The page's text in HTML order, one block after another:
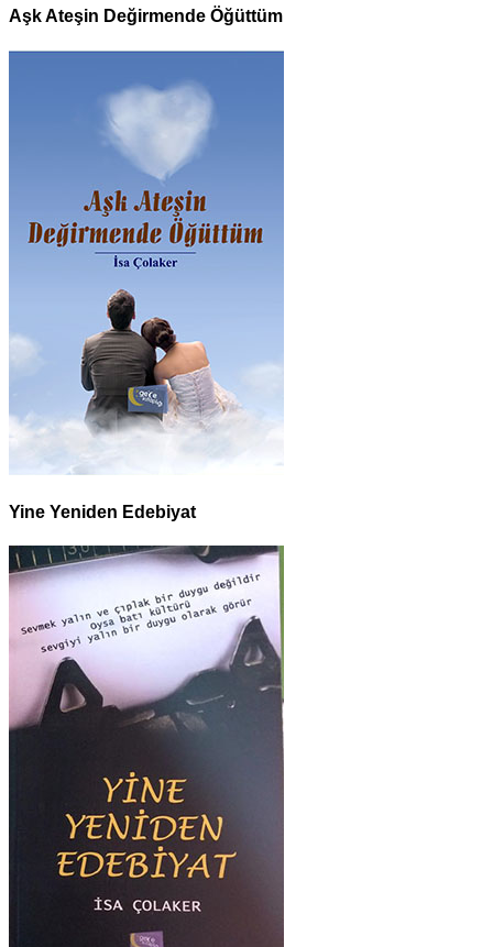
Aşk Ateşin Değirmende Öğüttüm
Yine Yeniden Edebiyat